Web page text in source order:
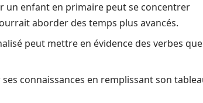
un enfant en primaire peut se concentrer
aborder des temps plus avancés.
peut mettre en évidence des verbes que
ses connaissances en remplissant son